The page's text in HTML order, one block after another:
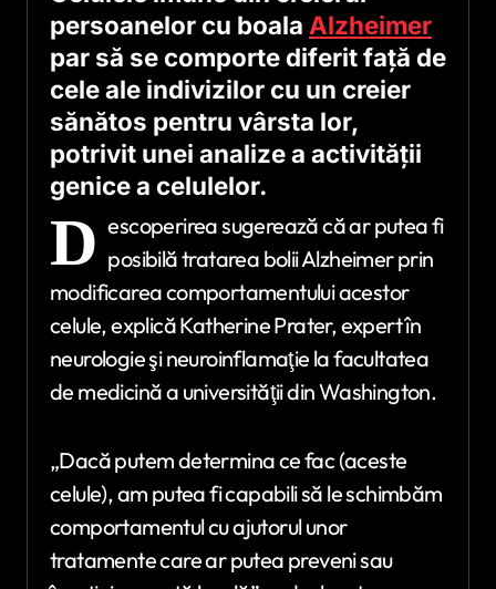
persoanelor cu boala Alzheimer
par să se comporte diferit faţă de
cele ale indivizilor cu un creier
sănătos pentru vârsta lor,
potrivit unei analize a activităţii
genice a celulelor.
D escoperirea sugerează că ar putea fi
posibilă tratarea bolii Alzheimer prin
modificarea comportamentului acestor
celule, explică Katherine Prater, expert în
neurologie şi neuroinflamaţie la facultatea
de medicină a universităţii din Washington.
„Dacă putem determina ce fac (aceste
celule), am putea fi capabili să le schimbăm
comportamentul cu ajutorul unor
tratamente care ar putea preveni sau